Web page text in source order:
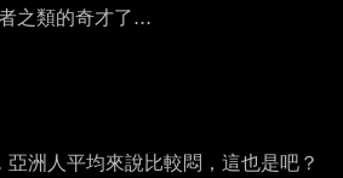
之類的奇才了...
洲人平均來說比較悶，這也是吧？